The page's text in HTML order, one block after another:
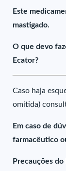
Este
mastigado.
O que devo
Ecator?
Caso haja
omitida)
Em caso de
farmacêutico
Precauções do